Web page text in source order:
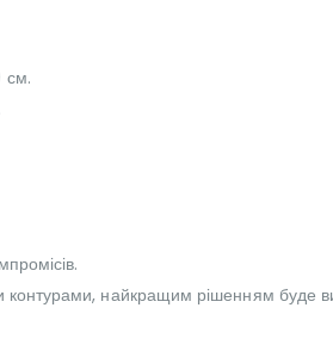
см.
найкращим рішенням буде